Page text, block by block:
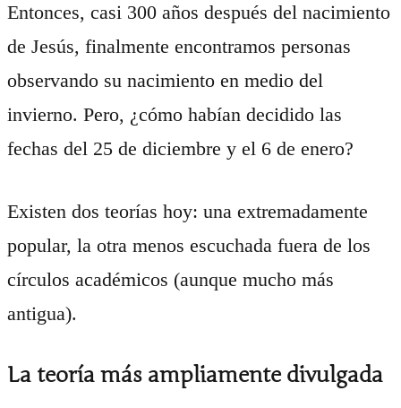
Entonces, casi 300 años después del nacimiento
de Jesús, finalmente encontramos personas
observando su nacimiento en medio del
invierno. Pero, ¿cómo habían decidido las
fechas del 25 de diciembre y el 6 de enero?
Existen dos teorías hoy: una extremadamente
popular, la otra menos escuchada fuera de los
círculos académicos (aunque mucho más
antigua).
La teoría más ampliamente divulgada